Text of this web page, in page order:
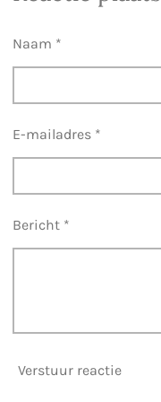
n
Naam *
E-mailadres *
Bericht *
Verstuur reactie